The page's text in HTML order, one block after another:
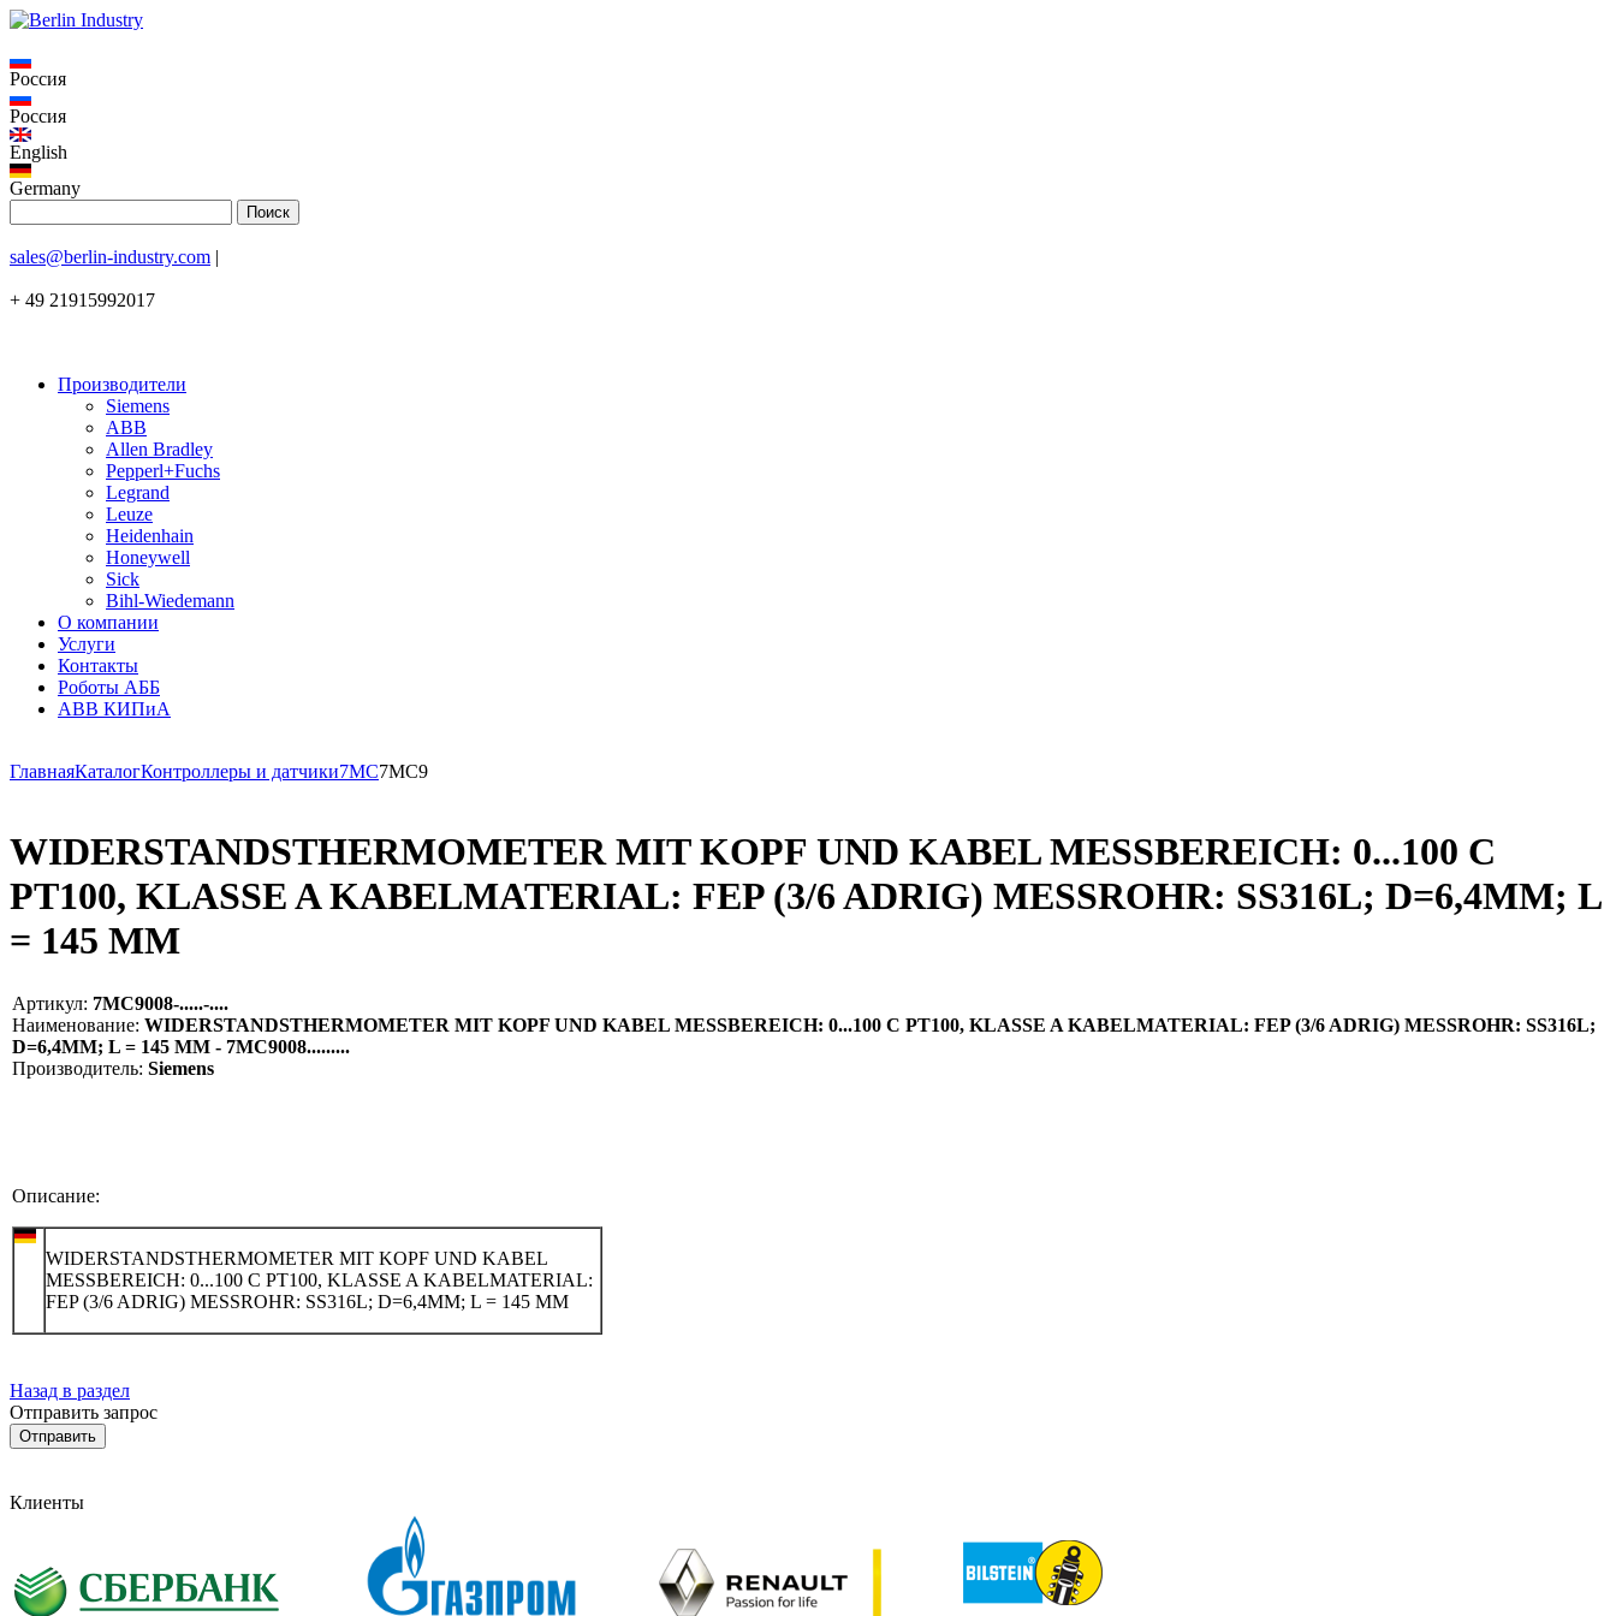
Россия
Россия
English
Germany
sales@berlin-industry.com |
+ 49 21915992017
Производители
Siemens
ABB
Allen Bradley
Pepperl+Fuchs
Legrand
Leuze
Heidenhain
Honeywell
Sick
Bihl-Wiedemann
О компании
Услуги
Контакты
Роботы АББ
ABB КИПиА
ГлавнаяКаталогКонтроллеры и датчики7MC7MC9
WIDERSTANDSTHERMOMETER MIT KOPF UND KABEL MESSBEREICH: 0...100 C
PT100, KLASSE A KABELMATERIAL: FEP (3/6 ADRIG) MESSROHR: SS316L; D=6,4MM; L
= 145 MM
Артикул: 7MC9008-.....-....
Наименование: WIDERSTANDSTHERMOMETER MIT KOPF UND KABEL MESSBEREICH: 0...100 C PT100, KLASSE A KABELMATERIAL: FEP (3/6 ADRIG) MESSROHR: SS316L;
D=6,4MM; L = 145 MM - 7MC9008.........
Производитель: Siemens
Описание:
WIDERSTANDSTHERMOMETER MIT KOPF UND KABEL
MESSBEREICH: 0...100 C PT100, KLASSE A KABELMATERIAL:
FEP (3/6 ADRIG) MESSROHR: SS316L; D=6,4MM; L = 145 MM
Назад в раздел
Отправить запрос
Клиенты